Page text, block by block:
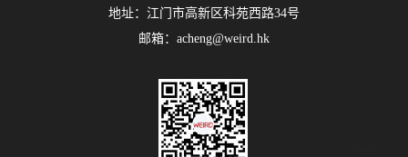
地址：江门市高新区科苑西路34号
邮箱：acheng@weird.hk